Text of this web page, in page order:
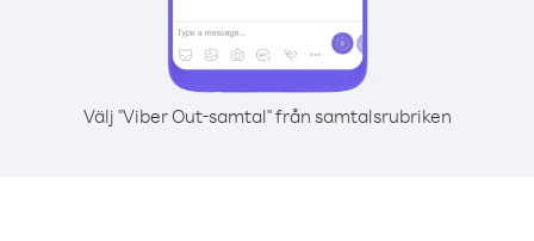
Välj "Viber Out-samtal" från samtalsrubriken